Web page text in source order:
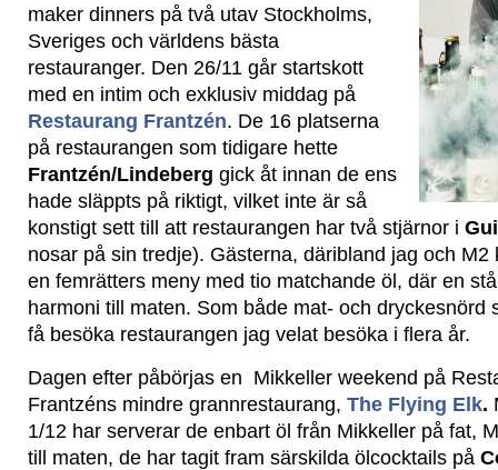
maker dinners på två utav Stockholms,
Sveriges och världens bästa
restauranger. Den 26/11 går startskott
med en intim och exklusiv middag på
Restaurang Frantzén. De 16 platserna
på restaurangen som tidigare hette
Frantzén/Lindeberg gick åt innan de ens
hade släppts på riktigt, vilket inte är så
konstigt sett till att restaurangen har två stjärnor i
nosar på sin tredje). Gästerna, däribland jag och M2
en femrätters meny med tio matchande öl, där en
harmoni till maten. Som både mat- och dryckesnörd
få besöka restaurangen jag velat besöka i flera år.
Dagen efter påbörjas en Mikkeller weekend på
Frantzéns mindre grannrestaurang, The Flying Elk.
1/12 har serverar de enbart öl från Mikkeller på fat,
till maten, de har tagit fram särskilda ölcocktails på